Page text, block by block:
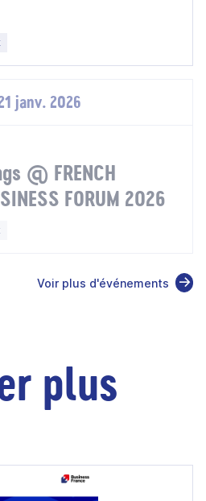
janv. 2026
@ FRENCH
FORUM 2026
Voir plus d'événements
plus